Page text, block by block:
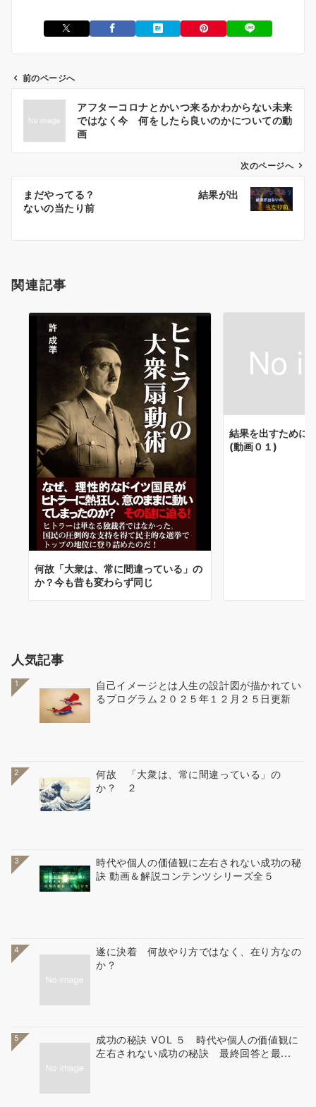
ビ
ン
前のページへ
アフターコロナとかいつ来るかわからない未来
ではなく今 何をしたら良いのかについての動
画
次のページへ
まだやってる？ 結果が出
ないの当たり前
関連記事
何故「大衆は、常に間違っている」の
か？今も昔も変わらず同じ
結果を出すために
(動画０１)
人気記事
1
自己イメージとは人生の設計図が描かれてい
るプログラム２０２５年１２月２５日更新
2
何故 「大衆は、常に間違っている」の
か？ ２
3
時代や個人の価値観に左右されない成功の秘
訣 動画＆解説コンテンツシリーズ全５
4
遂に決着 何故やり方ではなく、在り方なの
か？
5
成功の秘訣 VOL ５ 時代や個人の価値観に
左右されない成功の秘訣 最終回答と最...